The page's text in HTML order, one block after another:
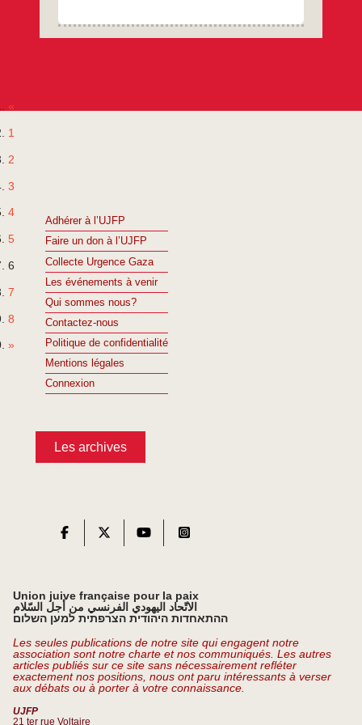
«
1
2
3
4
5
6
7
8
»
Adhérer à l’UJFP
Faire un don à l’UJFP
Collecte Urgence Gaza
Les événements à venir
Qui sommes nous?
Contactez-nous
Politique de confidentialité
Mentions légales
Connexion
Les archives
Union juive française pour la paix
الاتّحاد اليهودي الفرنسي من أجل السّلام
ההתאחדות היהודית הצרפתית למען השלום
Les seules publications de notre site qui engagent notre
association sont notre charte et nos communiqués. Les autres
articles publiés sur ce site sans nécessairement refléter
exactement nos positions, nous ont paru intéressants à verser
aux débats ou à porter à votre connaissance.
UJFP
21 ter rue Voltaire